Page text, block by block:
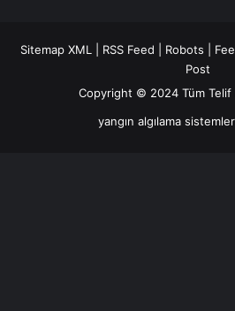
Sitemap XML RSS Feed Robots
Post
Copyright © 2024 Tüm Telif
yangın algılama